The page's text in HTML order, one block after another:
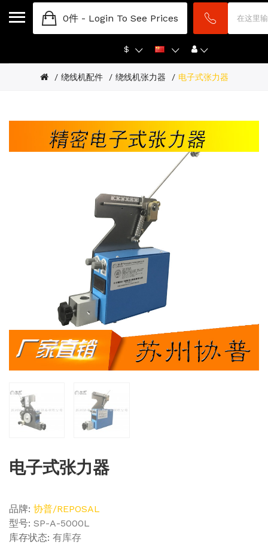
$
0件 - Login To See Prices
绕线机配件 绕线机张力器 电子式张力器
电子式张力器
品牌: 协普/REPOSAL
型号: SP-A-5000L
库存状态: 有库存